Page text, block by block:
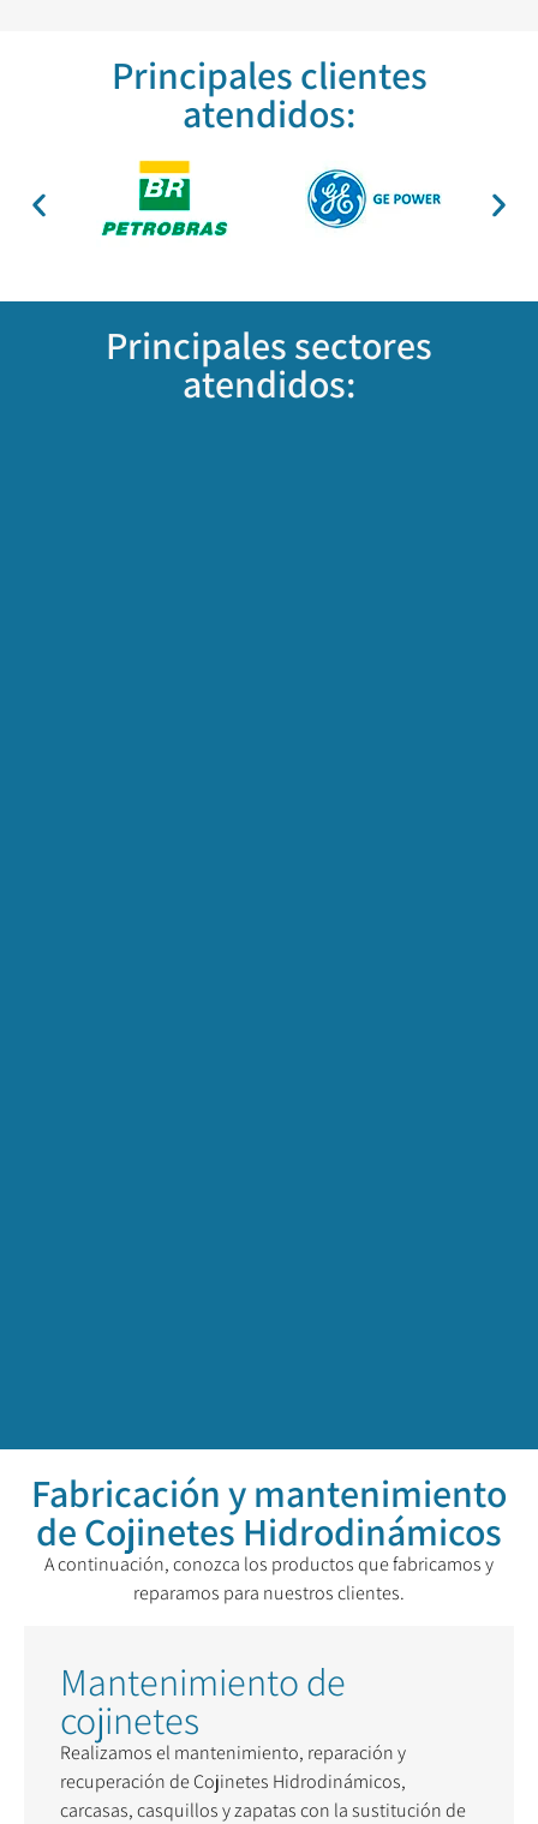
Principalesclientes
atendidos:
Principalessectores
atendidos:
Fabricación y mantenimiento
de Cojinetes Hidrodinámicos
A continuación, conozca los productos que fabricamos y
reparamos para nuestros clientes.
Mantenimiento de
cojinetes
Realizamos el mantenimiento, reparación y
recuperación de Cojinetes Hidrodinámicos,
carcasas, casquillos y zapatas con la sustitución de